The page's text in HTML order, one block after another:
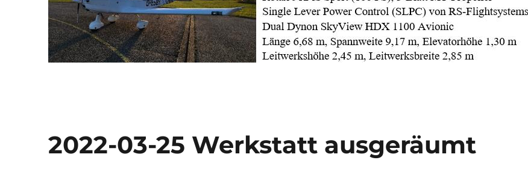
2022-03-25 Werkstatt ausgeräumt